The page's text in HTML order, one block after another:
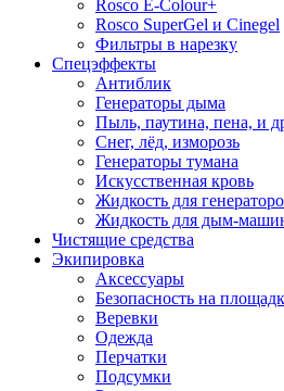
Rosco E-Colour+
Rosco SuperGel и Cinegel
Фильтры в нарезку
Спецэффекты
Антиблик
Генераторы дыма
Пыль, паутина, пена, и
Снег, лёд, изморозь
Генераторы тумана
Искусственная кровь
Жидкость для
Жидкость для дым-
Чистящие средства
Экипировка
Аксессуары
Безопасность на
Веревки
Одежда
Перчатки
Подсумки